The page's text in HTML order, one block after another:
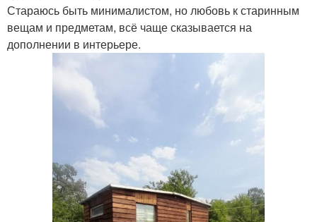
Стараюсь быть минималистом, но любовь к старинным
вещам и предметам, всё чаще сказывается на
дополнении в интерьере.